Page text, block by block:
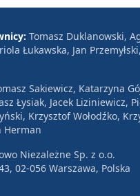
Tomasz Duklanowski,
Łukawska, Jan
Sakiewicz, Katarzyna
Łysiak, Jacek Liziniewicz,
Krzysztof Wołodźko,
Herman
Niezależne Sp. z o.o.
02-056 Warszawa, Polska